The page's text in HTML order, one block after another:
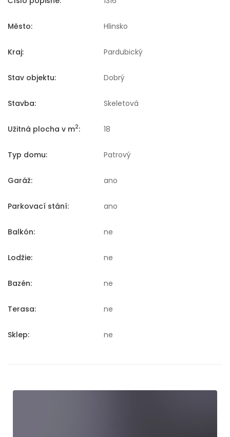
Město: Hlinsko
Kraj: Pardubický
Stav objektu: Dobrý
Stavba: Skeletová
Užitná plocha v m2: 18
Typ domu: Patrový
Garáž: ano
Parkovací stání: ano
Balkón: ne
Lodžie: ne
Bazén: ne
Terasa: ne
Sklep: ne